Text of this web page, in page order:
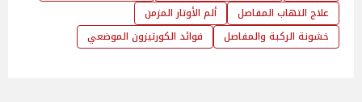
علاج التهاب المفاصل
ألم الأوتار المزمن
خشونة الركبة والمفاصل
فوائد الكورتيزون الموضعي